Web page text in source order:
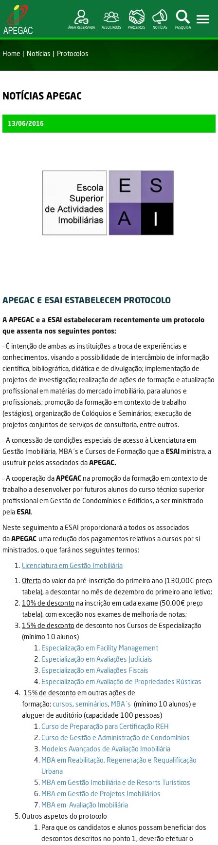
ÁREA RESERVADA ASSOCIADOS PARCEIROS NOTÍCIAS PESQUISA
Home Notícias Protocolos
NOTÍCIAS APEGAC
13/06/2016
APEGAC E ESAI ESTABELECEM PROTOCOLO
A APEGAC e a ESAI estabeleceram recentemente um protocolo
que assenta nos seguintes pontos:
– É intenção de ambas as instituições a troca de experiências e
conhecimentos, visando a possibilidade de intercâmbio de informação
científica, bibliográfica, didática e de divulgação; implementação de
projetos de investigação; realização de ações de formação e atualização
profissional em matérias do mercado imobiliário, para alunos e
profissionais; promoção da formação em contexto de trabalho
(estágios), organização de Colóquios e Seminários; execução de
projetos conjuntos de serviços de consultoria, entre outros.
– A concessão de condições especiais de acesso à Licenciatura em
Gestão Imobiliária, MBA´s e Cursos de Formação que a ESAI ministra, a
usufruir pelos associados daAPEGAC.
– A cooperação daAPEGAC na promoção da formação em contexto de
trabalho a desenvolver por futuros alunos do curso técnico superior
profissional em Gestão de Condomínios e Edifícios, a ser ministrado
pela ESAI.
Neste seguimento a ESAI proporcionará a todos os associados
daAPEGAC uma redução dos pagamentos relativos a cursos por si
ministrados, o que fará nos seguintes termos:
Licenciatura em Gestão Imobiliária
Ofertado valor da pré-inscrição do primeiro ano (130,00€ preço
tabela), a descontar no mês de dezembro do primeiro ano letivo;
10% de desconto na inscrição em cada exame (50,00€ preço
tabela), com exceção nos exames de melhoria de notas;
15% de desconto de desconto nos Cursos de Especialização
(mínimo 10 alunos)
Especialização em Facility Management
Especialização em Avaliações Judiciais
Especialização em Avaliações Fiscais
Especialização em Avaliação de Propriedades Rústicas
15% de desconto em outras ações de
formação:cursos,seminários, MBA´s (mínimo 10 alunos) e
aluguer de auditório (capacidade 100 pessoas)
Curso de Preparação para Certificação REH
Curso de Gestão e Administração de Condomínios
Modelos Avançados de Avaliação Imobiliária
MBA em Reabilitação, Regeneração e Requalificação
Urbana
MBA em Gestão Imobiliária e de Resorts Turísticos
MBA em Gestão de Projetos Imobiliários
MBA em Avaliação Imobiliária
Outros aspetos do protocolo
Para que os candidatos e alunos possam beneficiar dos
descontos descritos no ponto 1, deverão efetuar o